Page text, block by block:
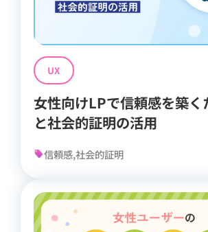
UX
女性向けLPで信頼感を築く
と社会的証明の活用
信頼感,社会的証明